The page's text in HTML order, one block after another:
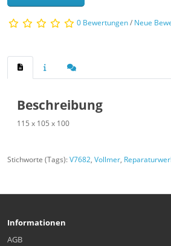
0 Bewertungen/ Neue
Beschreibung
115 x 105 x 100
Stichworte (Tags):V7682, Vollmer,
Informationen
AGB